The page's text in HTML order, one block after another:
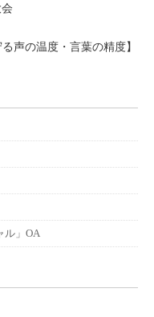
声の温度・言葉の精度】
ル」OA